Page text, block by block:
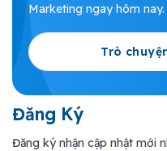
Marketing ngay hôm nay.
Trò
Đăng Ký
Đăng ký nhận cập nhật mới